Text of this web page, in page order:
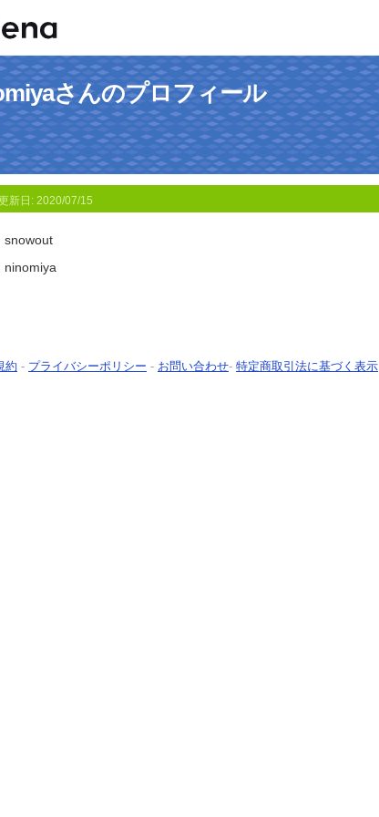
さんのプロフィール
新日: 2020/07/15
snowout
ninomiya
約 - プライバシーポリシー - お問い合わせ- 特定商取引法に基づく表示